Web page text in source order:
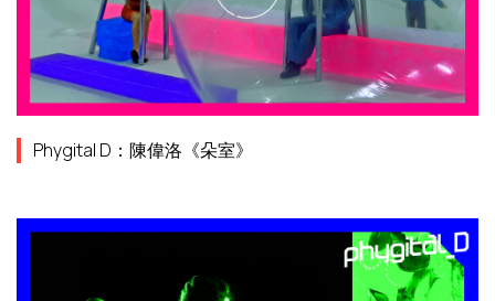
Phygital D：陳偉洛《朵室》